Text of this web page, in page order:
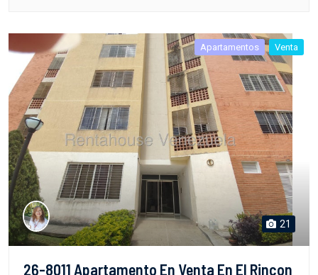
Apartamentos Venta
21
26-8011 Apartamento En Venta En El Rincon